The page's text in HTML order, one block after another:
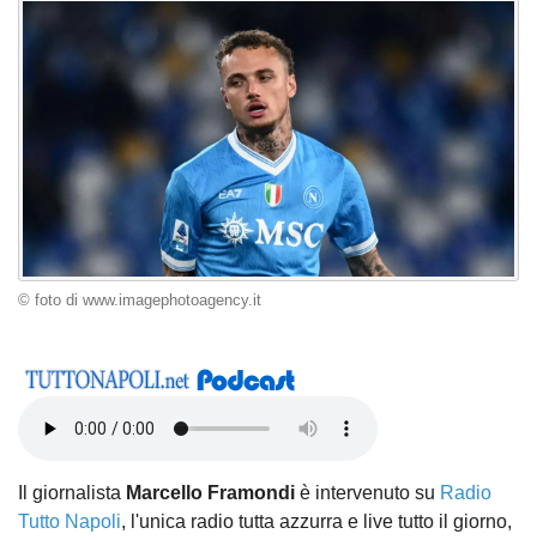
© foto di www.imagephotoagency.it
Il giornalista Marcello Framondi è intervenuto su Radio
Tutto Napoli, l'unica radio tutta azzurra e live tutto il giorno,